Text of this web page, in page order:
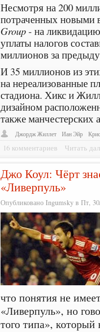
Несмотря на 200
потраченных новыми
Group- на
уплаты налогов
миллионов за
И 35 миллионов из
на нереализованные
стадиона. Хикс и
дизайном
также манчестерских
Джордж Жиллет Иан Эйр
16 комментариев Читать
Джо Коул: Чёрт
«Ливерпуль»
Опубликовано Ingumsky в Пт,
что понятия не
«Ливерпуль», но
того типа»,